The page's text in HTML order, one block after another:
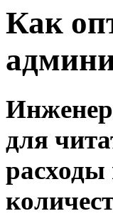
Как
для
расходы